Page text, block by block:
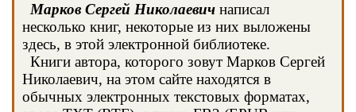
Марков Сергей Николаевич написал
несколько книг, некоторые из них выложены
здесь, в этой электронной библиотеке.
Книги автора, которого зовут Марков Сергей
Николаевич, на этом сайте находятся в
обычных электронных текстовых форматах,